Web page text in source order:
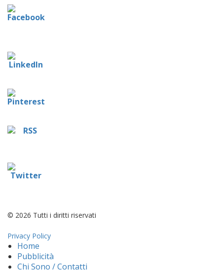
© 2026 Tutti i diritti riservati
Privacy Policy
Home
Pubblicità
Chi Sono / Contatti